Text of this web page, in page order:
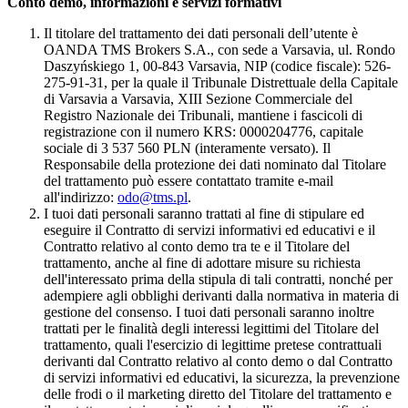
Il titolare del trattamento dei dati personali dell’utente è
OANDA TMS Brokers S.A., con sede a Varsavia, ul. Rondo
Daszyńskiego 1, 00-843 Varsavia, NIP (codice fiscale): 526-
275-91-31, per la quale il Tribunale Distrettuale della Capitale
di Varsavia a Varsavia, XIII Sezione Commerciale del
Registro Nazionale dei Tribunali, mantiene i fascicoli di
registrazione con il numero KRS: 0000204776, capitale
sociale di 3 537 560 PLN (interamente versato). Il
Responsabile della protezione dei dati nominato dal Titolare
del trattamento può essere contattato tramite e-mail
all'indirizzo: odo@tms.pl.
I tuoi dati personali saranno trattati al fine di stipulare ed
eseguire il Contratto di servizi informativi ed educativi e il
Contratto relativo al conto demo tra te e il Titolare del
trattamento, anche al fine di adottare misure su richiesta
dell'interessato prima della stipula di tali contratti, nonché per
adempiere agli obblighi derivanti dalla normativa in materia di
gestione del consenso. I tuoi dati personali saranno inoltre
trattati per le finalità degli interessi legittimi del Titolare del
trattamento, quali l'esercizio di legittime pretese contrattuali
derivanti dal Contratto relativo al conto demo o dal Contratto
di servizi informativi ed educativi, la sicurezza, la prevenzione
delle frodi o il marketing diretto del Titolare del trattamento e